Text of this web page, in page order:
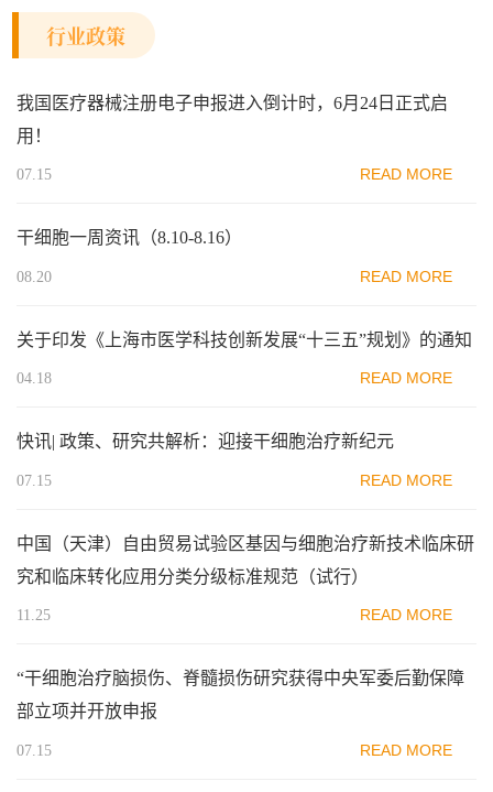
行业政策
我国医疗器械注册电子申报进入倒计时，6月24日正式启
用！
07.15 READ MORE
干细胞一周资讯（8.10-8.16）
08.20 READ MORE
关于印发《上海市医学科技创新发展“十三五”规划》的通知
04.18 READ MORE
快讯| 政策、研究共解析：迎接干细胞治疗新纪元
07.15 READ MORE
中国（天津）自由贸易试验区基因与细胞治疗新技术临床研
究和临床转化应用分类分级标准规范（试行）
11.25 READ MORE
“干细胞治疗脑损伤、脊髓损伤研究获得中央军委后勤保障
部立项并开放申报
07.15 READ MORE